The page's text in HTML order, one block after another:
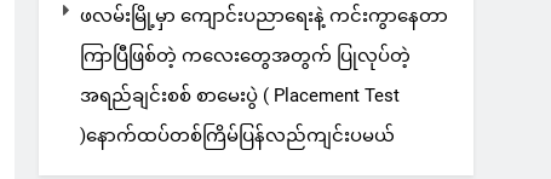
ဖလမ်းမြို့မှာ ကျောင်းပညာရေးနဲ့ ကင်းကွာနေတာ
ကြာပြီဖြစ်တဲ့ ကလေးတွေအတွက် ပြုလုပ်တဲ့
အရည်ချင်းစစ် စာမေးပွဲ ( Placement Test
)နောက်ထပ်တစ်ကြိမ်ပြန်လည်ကျင်းပမယ်